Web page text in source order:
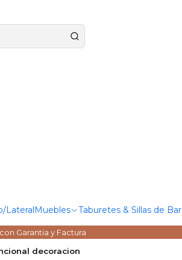
LateralMuebles Taburetes & Sillas de Bar
Garantia y Factura
decoracion